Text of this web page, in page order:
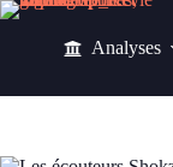
Passer
Analyses